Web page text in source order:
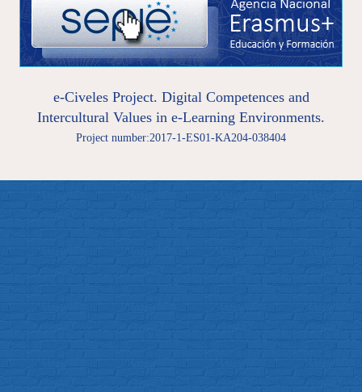
e-Civeles Project. Digital Competences and
Intercultural Values in e-Learning Environments.
Project number:2017-1-ES01-KA204-038404